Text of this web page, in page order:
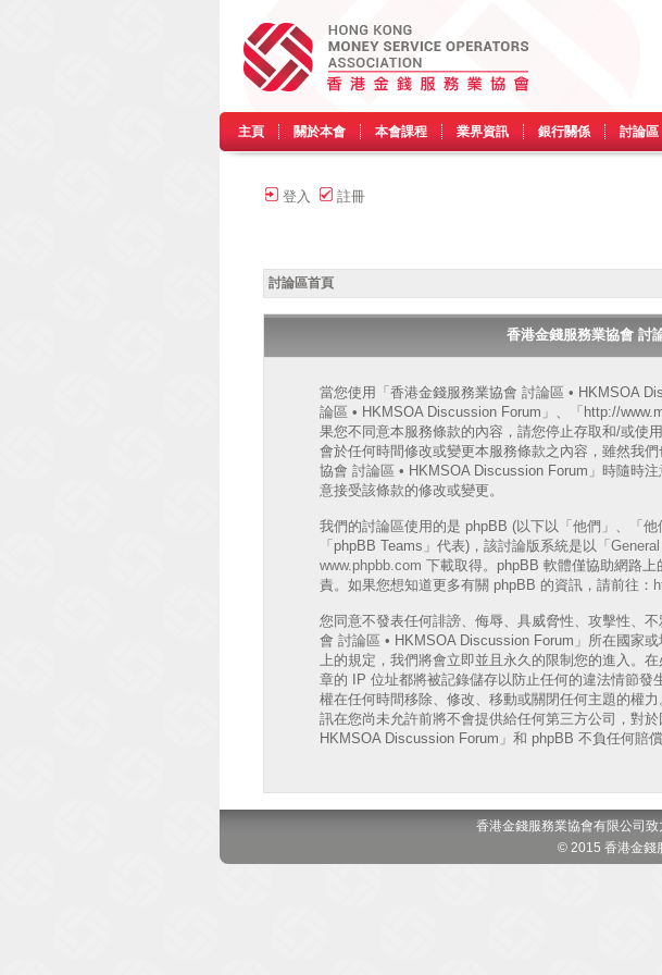
主頁 關於本會 本會課程 業界資訊 銀行關係 討論區
登入 註冊
討論區首頁
香港金錢服務業協會 討
當您使用「香港金錢服務業協會 討論區 • HKMSOA
論區 • HKMSOA Discussion Forum」、「http://
果您不同意本服務條款的內容，請您停止存取和/或使
會於任何時間修改或變更本服務條款之內容，雖然我
協會 討論區 • HKMSOA Discussion Forum」時隨時
意接受該條款的修改或變更。
我們的討論區使用的是 phpBB (以下以「他們」、「
「phpBB Teams」代表)，該討論版系統是以「
www.phpbb.com 下載取得。phpBB 軟體僅協助網路
責。如果您想知道更多有關 phpBB 的資訊，請前往：
您同意不發表任何誹謗、侮辱、具威脅性、攻擊性、
會 討論區 • HKMSOA Discussion Forum」所在國家
上的規定，我們將會立即並且永久的限制您的進入。
章的 IP 位址都將被記錄儲存以防止任何的違法情節
權在任何時間移除、修改、移動或關閉任何主題的權
訊在您尚未允許前將不會提供給任何第三方公司，對
HKMSOA Discussion Forum」和 phpBB 不負任何賠償
香港金錢服務業協會有限公司
© 2015 香港金